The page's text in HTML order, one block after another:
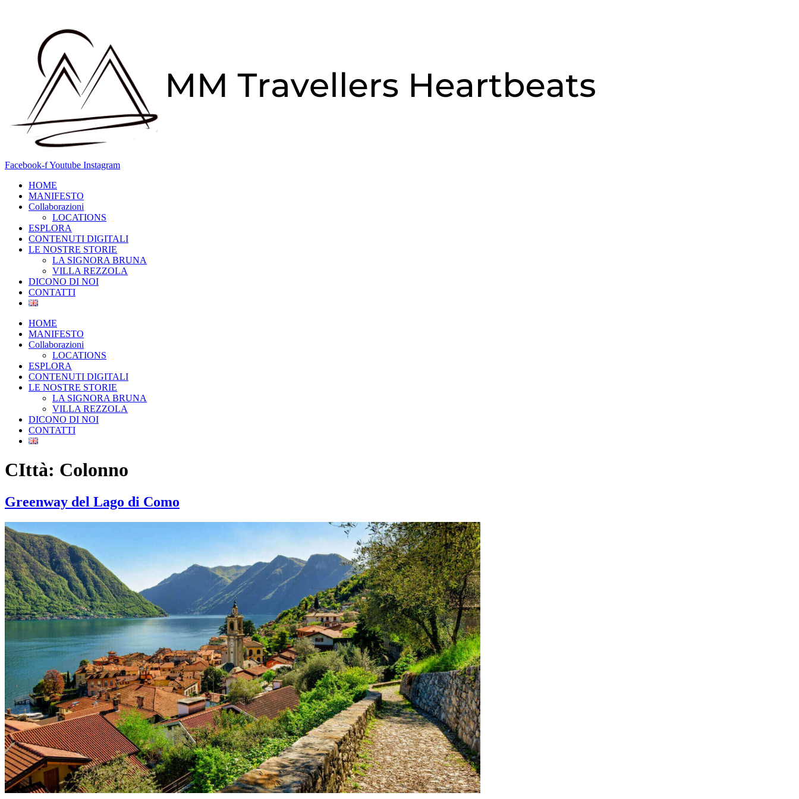
Facebook-fYoutube Instagram
HOME
MANIFESTO
Collaborazioni
LOCATIONS
ESPLORA
CONTENUTI DIGITALI
LE NOSTRE STORIE
LA SIGNORA BRUNA
VILLA REZZOLA
DICONO DI NOI
CONTATTI
HOME
MANIFESTO
Collaborazioni
LOCATIONS
ESPLORA
CONTENUTI DIGITALI
LE NOSTRE STORIE
LA SIGNORA BRUNA
VILLA REZZOLA
DICONO DI NOI
CONTATTI
CIttà: Colonno
Greenway del Lago di Como